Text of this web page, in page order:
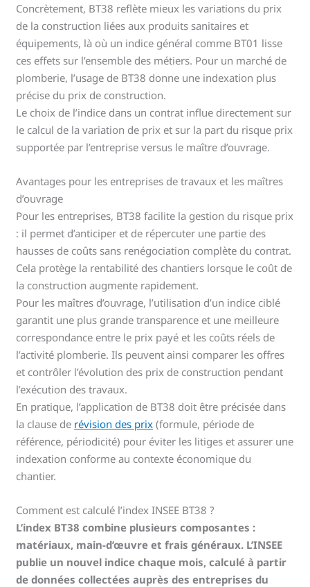
Concrètement, BT38 reflète mieux les variations du prix
de la construction liées aux produits sanitaires et
équipements, là où un indice général comme BT01 lisse
ces effets sur l’ensemble des métiers. Pour un marché de
plomberie, l’usage de BT38 donne une indexation plus
précise du prix de construction.
Le choix de l’indice dans un contrat influe directement sur
le calcul de la variation de prix et sur la part du risque prix
supportée par l’entreprise versus le maître d’ouvrage.
Avantages pour les entreprises de travaux et les maîtres
d’ouvrage
Pour les entreprises, BT38 facilite la gestion du risque prix
: il permet d’anticiper et de répercuter une partie des
hausses de coûts sans renégociation complète du contrat.
Cela protège la rentabilité des chantiers lorsque le coût de
la construction augmente rapidement.
Pour les maîtres d’ouvrage, l’utilisation d’un indice ciblé
garantit une plus grande transparence et une meilleure
correspondance entre le prix payé et les coûts réels de
l’activité plomberie. Ils peuvent ainsi comparer les offres
et contrôler l’évolution des prix de construction pendant
l’exécution des travaux.
En pratique, l’application de BT38 doit être précisée dans
la clause de révision des prix (formule, période de
référence, périodicité) pour éviter les litiges et assurer une
indexation conforme au contexte économique du
chantier.
Comment est calculé l’index INSEE BT38 ?
L’index BT38 combine plusieurs composantes :
matériaux, main-d’œuvre et frais généraux. L’INSEE
publie un nouvel indice chaque mois, calculé à partir
de données collectées auprès des entreprises du